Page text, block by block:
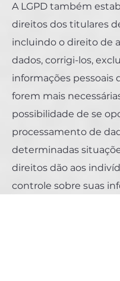
A LGPD também
direitos dos titulares
incluindo o direito de
dados, corrigi-los,
informações pessoais
forem mais
possibilidade de se
processamento de
determinadas
direitos dão aos
controle sobre suas